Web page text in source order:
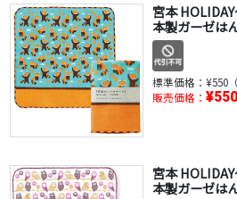
宮本
本製ガーゼは
標準価格： ¥550
販売価格： ¥550
宮本
本製ガーゼは